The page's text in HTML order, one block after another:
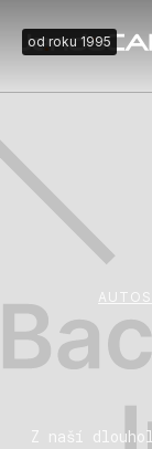
od roku 1995
Z naší